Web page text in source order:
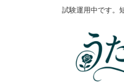
試験運用中です。